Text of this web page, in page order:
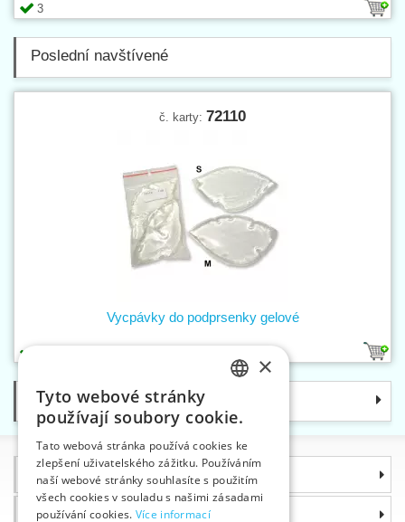
3
Poslední navštívené
č. karty: 72110
Vycpávky do podprsenky gelové
Kategorie
Informace
Proč si zvolit právě nás
ENGLISH
GERMAN
×
Tyto webové stránky
používají soubory cookie.
Tato webová stránka používá cookies ke
zlepšení uživatelského zážitku. Používáním
naší webové stránky souhlasíte s použitím
všech cookies v souladu s našimi zásadami
používání cookies. Více informací